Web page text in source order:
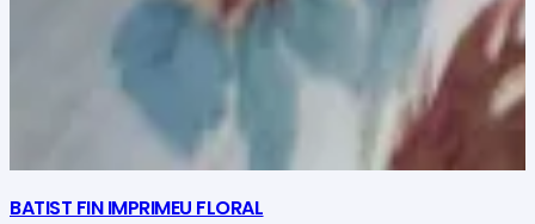
BATIST FIN IMPRIMEU FLORAL